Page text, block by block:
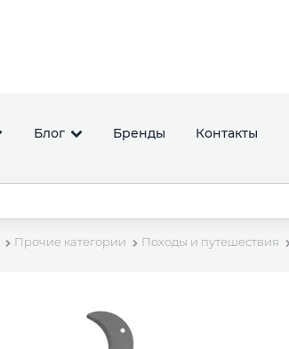
Блог Бренды Контакты
Прочие категории Походы и путешествия